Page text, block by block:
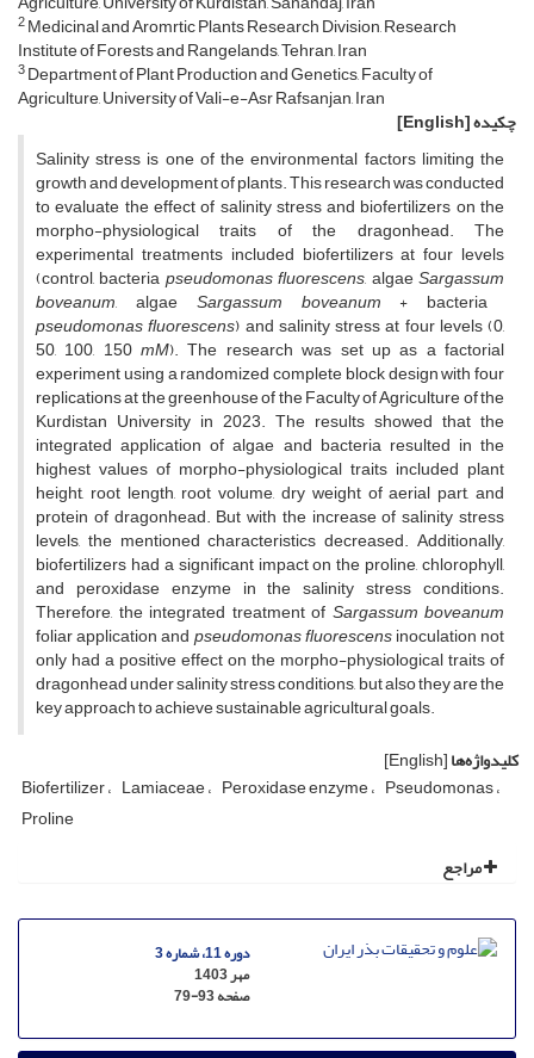
2Medicinal and Aromrtic Plants Research Division, Research
Institute of Forests and Rangelands, Tehran, Iran
3Department of Plant Production and Genetics, Faculty of
Agriculture, University of Vali-e-Asr Rafsanjan, Iran
چکیده[English]
Salinity stress is one of the environmental factors limiting the
growth and development of plants. This research was conducted
to evaluate the effect of salinity stress and biofertilizers on the
morpho-physiological traits of the dragonhead. The
experimental treatments included biofertilizers at four levels
(control, bacteriapseudomonasfluorescens, algaeSargassum
boveanum, algae Sargassum boveanum + bacteria
pseudomonasfluorescens) and salinity stress at four levels (0,
50, 100, 150mM). The research was set up as a factorial
experiment using a randomized complete block design with four
replications at the greenhouse of the Faculty of Agriculture of the
Kurdistan University in 2023. The results showed that the
integrated application of algae and bacteria resulted in the
highest values of morpho-physiological traits included plant
height, root length, root volume, dry weight of aerial part, and
protein of dragonhead. But with the increase of salinity stress
levels, the mentioned characteristics decreased. Additionally,
biofertilizers had a significant impact on the proline, chlorophyll,
and peroxidase enzyme in the salinity stress conditions.
Therefore, the integrated treatment of Sargassum boveanum
foliar application andpseudomonasfluorescensinoculation not
only had a positive effect on the morpho-physiological traits of
dragonhead under salinity stress conditions, but also they are the
key approach to achieve sustainable agricultural goals.
کلیدواژه‌ها[English]
Biofertilizer Lamiaceae Peroxidase enzyme Pseudomonas
Proline
مراجع
دوره 11، شماره 3
مهر 1403
صفحه79-93